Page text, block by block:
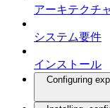
アーキテクチ
システム要件
インストール
Configuring